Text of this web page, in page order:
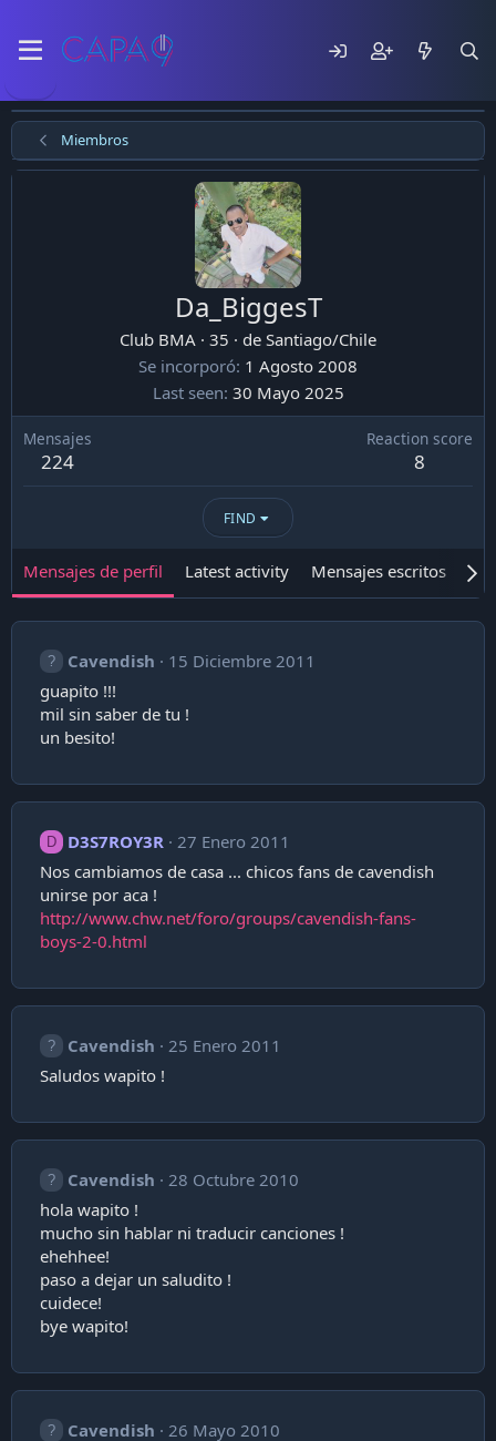
Miembros
Da_BiggesT
Club BMA · 35 · de Santiago/Chile
Se incorporó 1 Agosto 2008
Last seen 30 Mayo 2025
Mensajes
224
Reaction score
8
FIND
Mensajes de perfil Latest activity Mensajes escritos
Cavendish
15 Diciembre 2011
guapito !!!
mil sin saber de tu !
un besito!
D D3S7ROY3R 27 Enero 2011
Nos cambiamos de casa ... chicos fans de cavendish
unirse por aca !
http://www.chw.net/foro/groups/cavendish-fans-
boys-2-0.html
Cavendish
25 Enero 2011
Saludos wapito !
Cavendish
28 Octubre 2010
hola wapito !
mucho sin hablar ni traducir canciones !
ehehhee!
paso a dejar un saludito !
cuidece!
bye wapito!
Cavendish
26 Mayo 2010